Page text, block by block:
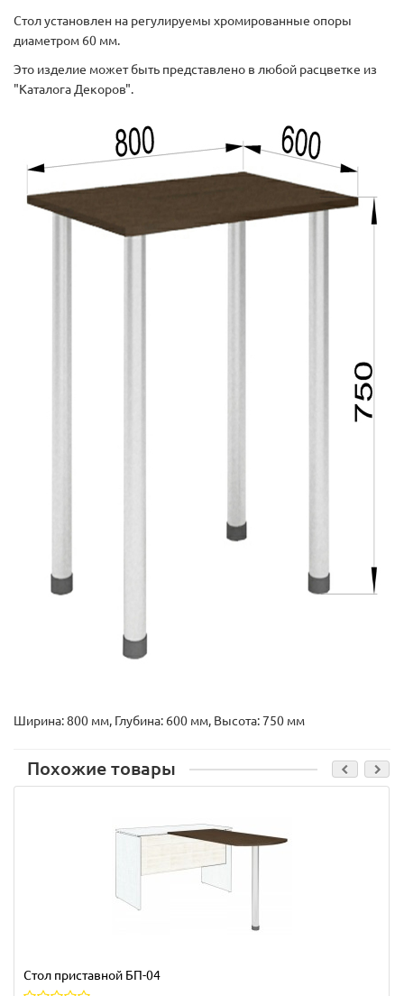
Стол установлен на регулируемы хромированные опоры
диаметром 60 мм.
Это изделие может быть представлено в любой расцветке из
"Каталога Декоров".
Ширина: 800 мм, Глубина: 600 мм, Высота: 750 мм
Похожие товары
Стол приставной БП-04